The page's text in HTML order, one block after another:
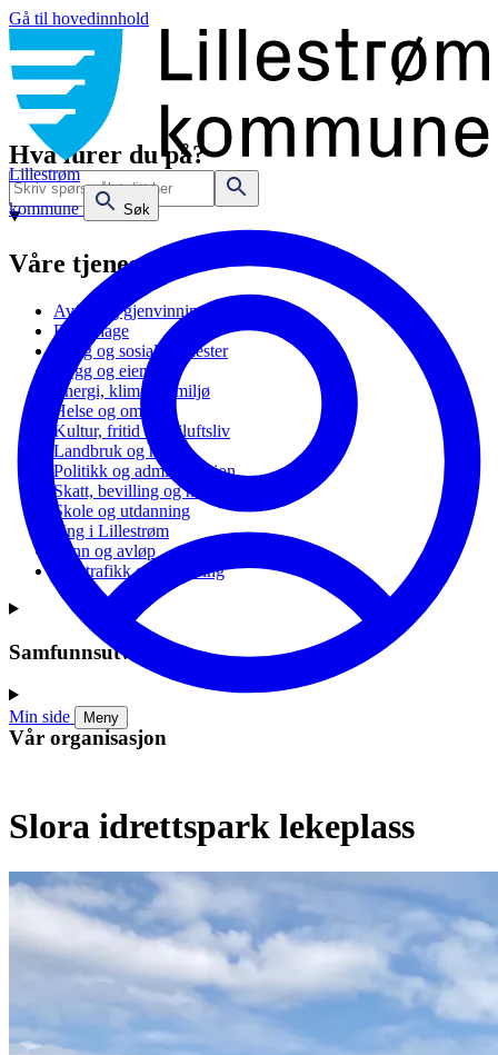
Gå til hovedinnhold
Lillestrøm
kommune
Søk
Min side Meny
Hva lurer du på?
Våre tjenester
Avfall og gjenvinning
Barnehage
Bolig og sosiale tjenester
Bygg og eiendom
Energi, klima og miljø
Helse og omsorg
Kultur, fritid og friluftsliv
Landbruk og natur
Politikk og administrasjon
Skatt, bevilling og næring
Skole og utdanning
Ung i Lillestrøm
Vann og avløp
Vei, trafikk og parkering
Samfunnsutvikling
Vår organisasjon
Slora idrettspark lekeplass